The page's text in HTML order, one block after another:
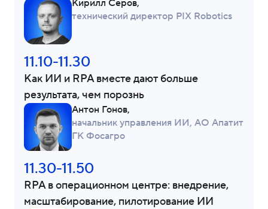
Кирилл Серов,
технический директор PIX Robotics
11.10-11.30
Как ИИ и RPA вместе дают больше
результата, чем порознь
Антон Гонов,
начальник управления ИИ, АО Апатит
ГК Фосагро
11.30-11.50
RPA в операционном центре: внедрение,
масштабирование, пилотирование ИИ